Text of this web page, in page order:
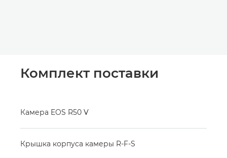
Комплект поставки
Камера EOS R50 V
Крышка корпуса камеры R-F-S